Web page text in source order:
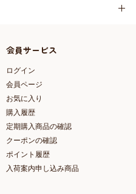
会員サービス
ログイン
会員ページ
お気に入り
購入履歴
定期購入商品の確認
クーポンの確認
ポイント履歴
入荷案内申し込み商品